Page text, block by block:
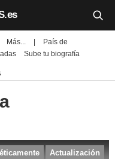
Más...
País de
Sube tu biografía
Actualización